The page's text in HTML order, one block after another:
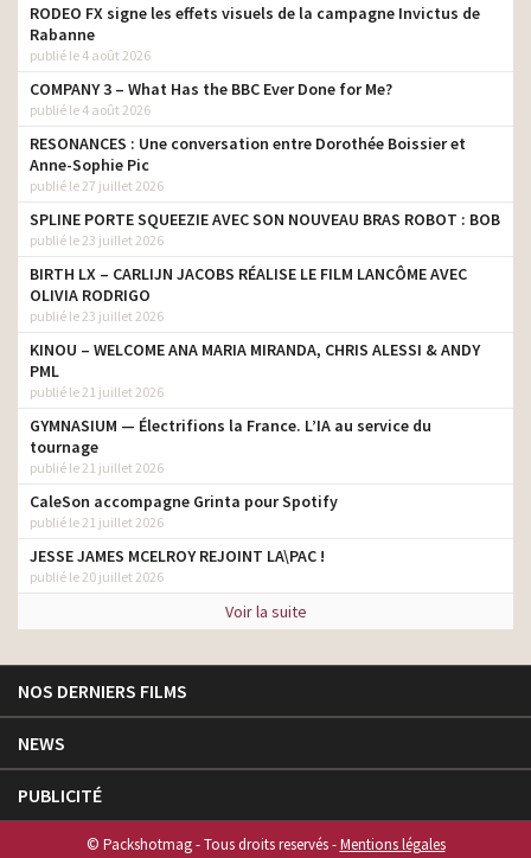
RODEO FX signe les effets visuels de la campagne Invictus de
Rabanne
publié le 4 août 2026
COMPANY 3 – What Has the BBC Ever Done for Me?
publié le 4 août 2026
RESONANCES : Une conversation entre Dorothée Boissier et
Anne-Sophie Pic
publié le 27 juillet 2026
SPLINE PORTE SQUEEZIE AVEC SON NOUVEAU BRAS ROBOT : BOB
publié le 23 juillet 2026
BIRTH LX – CARLIJN JACOBS RÉALISE LE FILM LANCÔME AVEC
OLIVIA RODRIGO
publié le 23 juillet 2026
KINOU – WELCOME ANA MARIA MIRANDA, CHRIS ALESSI & ANDY
PML
publié le 21 juillet 2026
GYMNASIUM — Électrifions la France. L’IA au service du
tournage
publié le 21 juillet 2026
CaleSon accompagne Grinta pour Spotify
publié le 21 juillet 2026
JESSE JAMES MCELROY REJOINT LA\PAC !
publié le 20 juillet 2026
Voir la suite
NOS DERNIERS FILMS
NEWS
PUBLICITÉ
© Packshotmag - Tous droits reservés -Mentions légales